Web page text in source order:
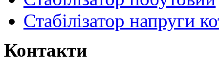
Стабілізатор напруги
Контакти